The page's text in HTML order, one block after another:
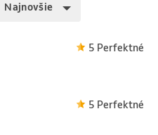
Najnovšie
5 Perfektné
5 Perfektné